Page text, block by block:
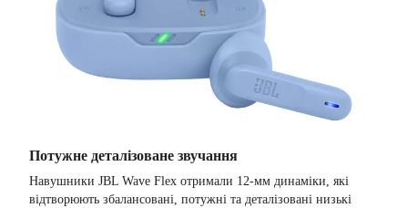
Потужне деталізоване звучання
Навушники JBL Wave Flex отримали 12-мм динаміки, які
відтворюють збалансовані, потужні та деталізовані низькі